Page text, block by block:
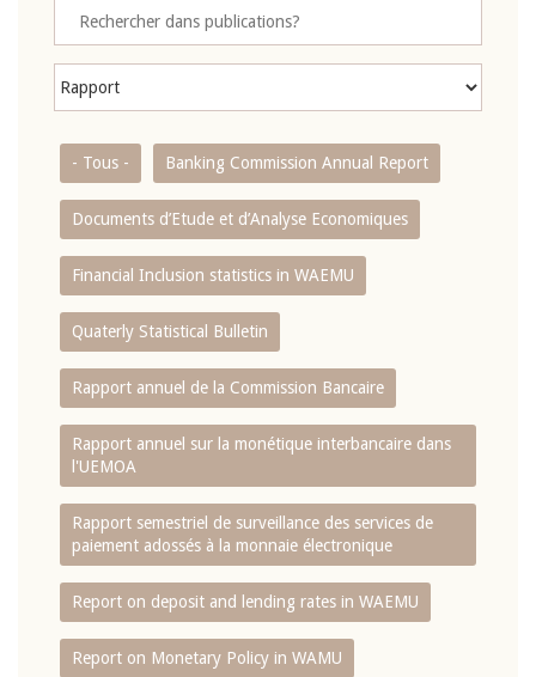
- Tous - Banking Commission Annual Report
Documents d’Etude et d’Analyse Economiques
Financial Inclusion statistics in WAEMU
Quaterly Statistical Bulletin
Rapport annuel de la Commission Bancaire
Rapport annuel sur la monétique interbancaire dans
l'UEMOA
Rapport semestriel de surveillance des services de
paiement adossés à la monnaie électronique
Report on deposit and lending rates in WAEMU
Report on Monetary Policy in WAMU